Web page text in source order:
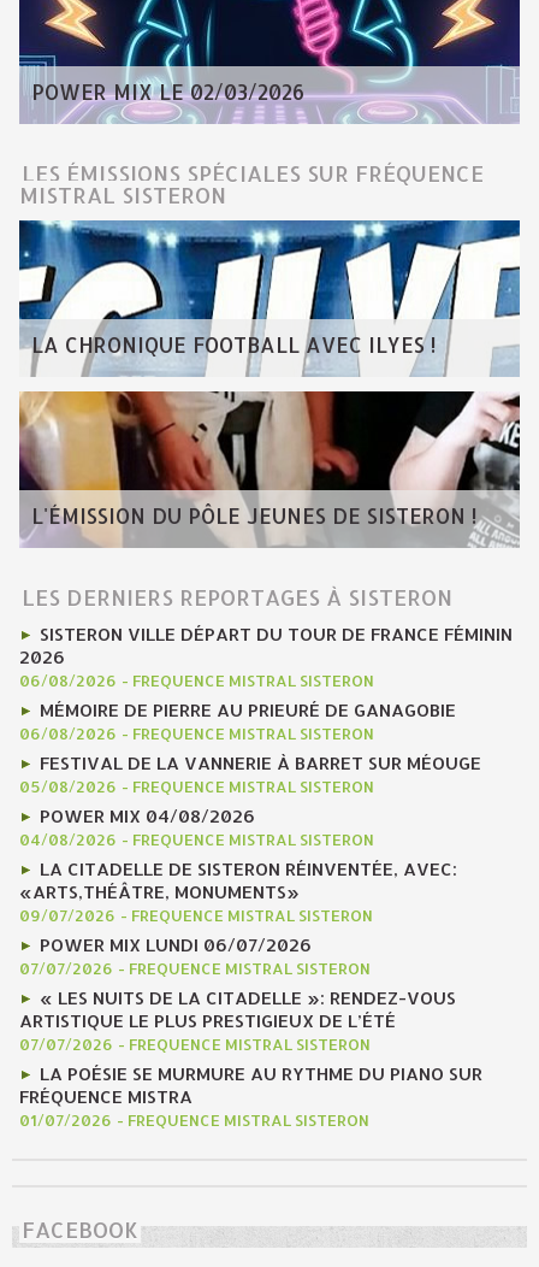
POWER MIX LE 02/03/2026
LES ÉMISSIONS SPÉCIALES SUR FRÉQUENCE
MISTRAL SISTERON
LA CHRONIQUE FOOTBALL AVEC ILYES !
L'ÉMISSION DU PÔLE JEUNES DE SISTERON !
LES DERNIERS REPORTAGES À SISTERON
SISTERON VILLE DÉPART DU TOUR DE FRANCE FÉMININ
2026
06/08/2026 - FREQUENCE MISTRAL SISTERON
MÉMOIRE DE PIERRE AU PRIEURÉ DE GANAGOBIE
06/08/2026 - FREQUENCE MISTRAL SISTERON
FESTIVAL DE LA VANNERIE À BARRET SUR MÉOUGE
05/08/2026 - FREQUENCE MISTRAL SISTERON
POWER MIX 04/08/2026
04/08/2026 - FREQUENCE MISTRAL SISTERON
LA CITADELLE DE SISTERON RÉINVENTÉE, AVEC:
«ARTS,THÉÂTRE, MONUMENTS»
09/07/2026 - FREQUENCE MISTRAL SISTERON
POWER MIX LUNDI 06/07/2026
07/07/2026 - FREQUENCE MISTRAL SISTERON
« LES NUITS DE LA CITADELLE »: RENDEZ-VOUS
ARTISTIQUE LE PLUS PRESTIGIEUX DE L’ÉTÉ
07/07/2026 - FREQUENCE MISTRAL SISTERON
LA POÉSIE SE MURMURE AU RYTHME DU PIANO SUR
FRÉQUENCE MISTRA
01/07/2026 - FREQUENCE MISTRAL SISTERON
FACEBOOK